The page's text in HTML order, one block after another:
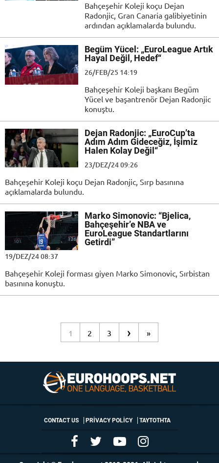
Bahçeşehir Koleji koçu Dejan
Radonjic, Gran Canaria galibiyetinin
ardından açıklamalarda bulundu.
Begüm Yücel: „EuroLeague Artık
Hayal Değil, Hedef“
26/FEB/25 14:19
Bahçeşehir Koleji başkanı Begüm
Yücel ve başantrenör Dejan Radonjic
konuştu.
Dejan Radonjic: „EuroCup’ta
Adım Adım Gideceğiz, İşimiz
Halen Kolay Değil“
23/DEZ/24 09:26
Bahçeşehir Koleji koçu Dejan Radonjic, Sırp basınına
açıklamalarda bulundu.
Marko Simonovic: “Bjelica,
Bahçeşehir’e NBA ve
EuroLeague Standartlarını
Getirdi”
19/DEZ/24 08:37
Bahçeşehir Koleji forması giyen Marko Simonovic, Sırbistan
basınına konuştu.
1 2 3 › »
CONTACT US PRIVACY POLICY ΤΑΥΤΟΤΗΤΑ